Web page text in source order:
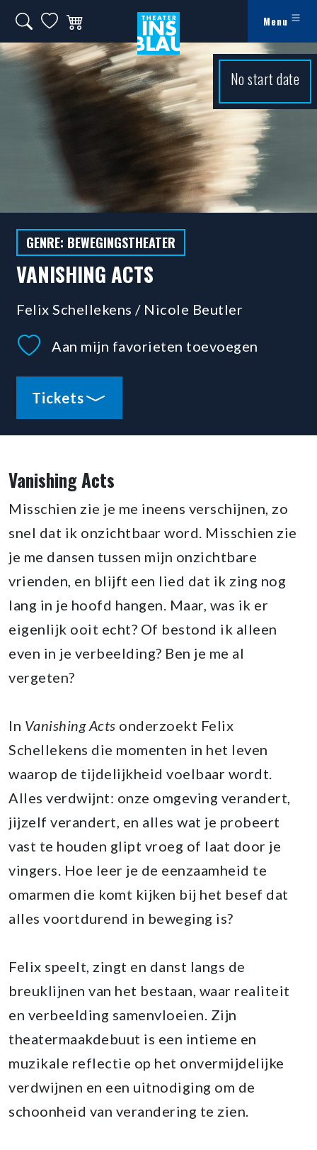
Ga naar hoofdinhoud
Zoeken op website
Mijn favorieten
Winkelwagen Menu
Theater Ins Blau - Theater in Leiden
GENRE: BEWEGINGSTHEATER
VANISHING ACTS
Felix Schellekens / Nicole Beutler
Aan mijn favorieten toevoegen
Tickets
No start date
Vanishing Acts
Misschien zie je me ineens verschijnen, zo
snel dat ik onzichtbaar word. Misschien zie
je me dansen tussen mijn onzichtbare
vrienden, en blijft een lied dat ik zing nog
lang in je hoofd hangen. Maar, was ik er
eigenlijk ooit echt? Of bestond ik alleen
even in je verbeelding? Ben je me al
vergeten?
In Vanishing Acts onderzoekt Felix
Schellekens die momenten in het leven
waarop de tijdelijkheid voelbaar wordt.
Alles verdwijnt: onze omgeving verandert,
jijzelf verandert, en alles wat je probeert
vast te houden glipt vroeg of laat door je
vingers. Hoe leer je de eenzaamheid te
omarmen die komt kijken bij het besef dat
alles voortdurend in beweging is?
Felix speelt, zingt en danst langs de
breuklijnen van het bestaan, waar realiteit
en verbeelding samenvloeien. Zijn
theatermaakdebuut is een intieme en
muzikale reflectie op het onvermijdelijke
verdwijnen en een uitnodiging om de
schoonheid van verandering te zien.